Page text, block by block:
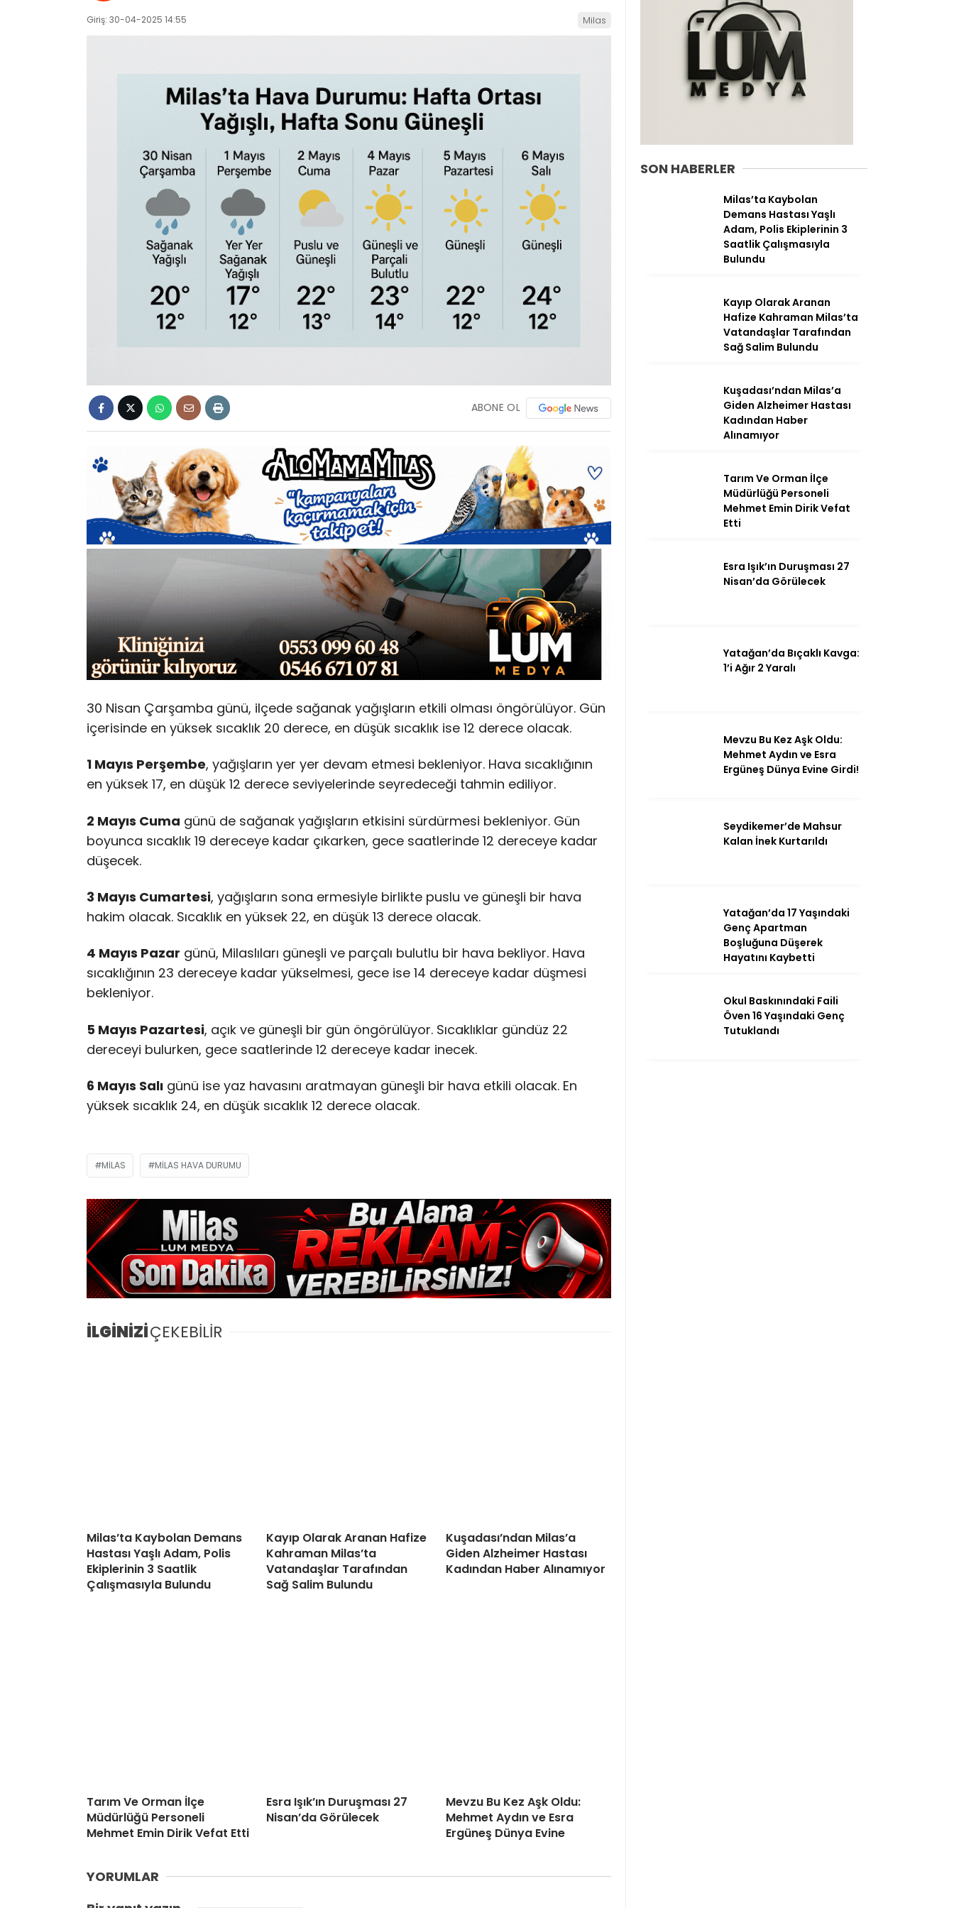
İhbar Hattı
Giriş: 30-04-2025 14:55 Milas
ABONE OL
30 Nisan Çarşamba günü, ilçede sağanak yağışların etkili olması öngörülüyor. Gün
içerisinde en yüksek sıcaklık 20 derece, en düşük sıcaklık ise 12 derece olacak.
1 Mayıs Perşembe, yağışların yer yer devam etmesi bekleniyor. Hava sıcaklığının
en yüksek 17, en düşük 12 derece seviyelerinde seyredeceği tahmin ediliyor.
2 Mayıs Cuma günü de sağanak yağışların etkisini sürdürmesi bekleniyor. Gün
boyunca sıcaklık 19 dereceye kadar çıkarken, gece saatlerinde 12 dereceye kadar
düşecek.
3 Mayıs Cumartesi, yağışların sona ermesiyle birlikte puslu ve güneşli bir hava
hakim olacak. Sıcaklık en yüksek 22, en düşük 13 derece olacak.
4 Mayıs Pazar günü, Milaslıları güneşli ve parçalı bulutlu bir hava bekliyor. Hava
sıcaklığının 23 dereceye kadar yükselmesi, gece ise 14 dereceye kadar düşmesi
bekleniyor.
5 Mayıs Pazartesi, açık ve güneşli bir gün öngörülüyor. Sıcaklıklar gündüz 22
dereceyi bulurken, gece saatlerinde 12 dereceye kadar inecek.
6 Mayıs Salı günü ise yaz havasını aratmayan güneşli bir hava etkili olacak. En
yüksek sıcaklık 24, en düşük sıcaklık 12 derece olacak.
MILAS MILAS HAVA DURUMU
İLGİNİZİÇEKEBİLİR
Milas’ta Kaybolan Demans
Hastası Yaşlı Adam, Polis
Ekiplerinin 3 Saatlik
Çalışmasıyla Bulundu
Kayıp Olarak Aranan Hafize
Kahraman Milas’ta
Vatandaşlar Tarafından
Sağ Salim Bulundu
Kuşadası’ndan Milas’a
Giden Alzheimer Hastası
Kadından Haber Alınamıyor
Tarım Ve Orman İlçe
Müdürlüğü Personeli
Mehmet Emin Dirik Vefat Etti
Esra Işık’ın Duruşması 27
Nisan’da Görülecek
Mevzu Bu Kez Aşk Oldu:
Mehmet Aydın ve Esra
Ergüneş Dünya Evine
YORUMLAR
SON HABERLER
Milas’ta Kaybolan
Demans Hastası Yaşlı
Adam, Polis Ekiplerinin 3
Saatlik Çalışmasıyla
Bulundu
Kayıp Olarak Aranan
Hafize Kahraman Milas’ta
Vatandaşlar Tarafından
Sağ Salim Bulundu
Kuşadası’ndan Milas’a
Giden Alzheimer Hastası
Kadından Haber
Alınamıyor
Tarım Ve Orman İlçe
Müdürlüğü Personeli
Mehmet Emin Dirik Vefat
Etti
Esra Işık’ın Duruşması 27
Nisan’da Görülecek
Yatağan’da Bıçaklı Kavga:
1’i Ağır 2 Yaralı
Mevzu Bu Kez Aşk Oldu:
Mehmet Aydın ve Esra
Ergüneş Dünya Evine Girdi!
Seydikemer’de Mahsur
Kalan İnek Kurtarıldı
Yatağan’da 17 Yaşındaki
Genç Apartman
Boşluğuna Düşerek
Hayatını Kaybetti
Okul Baskınındaki Faili
Öven 16 Yaşındaki Genç
Tutuklandı